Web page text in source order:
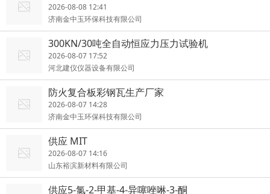
2026-08-08 12:41
济南金中玉环保科技有限公司
300KN/30吨全自动恒应力压力试验机
2026-08-07 17:52
河北建仪仪器设备有限公司
防火复合板彩钢瓦生产厂家
2026-08-07 14:28
济南金中玉环保科技有限公司
供应 MIT
2026-08-07 14:16
山东裕滨新材料有限公司
供应5-氯-2-甲基-4-异噻唑啉-3-酮